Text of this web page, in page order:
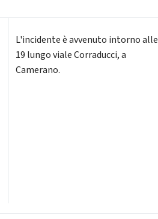
L'incidente è avvenuto intorno alle
19 lungo viale Corraducci, a
Camerano.